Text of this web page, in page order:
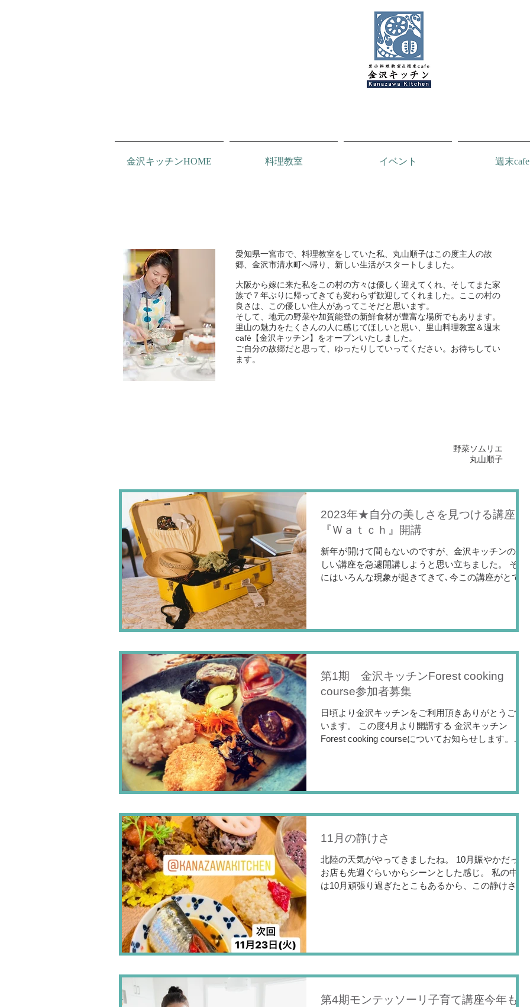
金沢キッチンHOME 料理教室 イベント 週末cafe
愛知県一宮市で、料理教室をしていた私、丸山順子はこの度主人の故
郷、金沢市清水町へ帰り、新しい生活がスタートしました。
大阪から嫁に来た私をこの村の方々は優しく迎えてくれ、そしてまた家
族で７年ぶりに帰ってきても変わらず歓迎してくれました。ここの村の
良さは、この優しい住人があってこそだと思います。
そして、地元の野菜や加賀能登の新鮮食材が豊富な場所でもあります。
里山の魅力をたくさんの人に感じてほしいと思い、里山料理教室＆週末
café【金沢キッチン】をオープンいたしました。
ご自分の故郷だと思って、ゆったりしていってください。お待ちしてい
ます。
野菜ソムリエ
丸山順子
2023年★自分の美しさを見つける講座
『Ｗａｔｃｈ』開講
新年が開けて間もないのですが、金沢キッチンの新
しい講座を急遽開講しようと思い立ちました。 それ
にはいろんな現象が起きてきて､今この講座がとても
第1期 金沢キッチンForest cooking
course参加者募集
日頃より金沢キッチンをご利用頂きありがとうござ
います。 この度4月より開講する 金沢キッチン
Forest cooking courseについてお知らせします。
11月の静けさ
北陸の天気がやってきましたね。 10月賑やかだった
お店も先週ぐらいからシーンとした感じ。 私の中で
は10月頑張り過ぎたとこもあるから、この静けさは
第4期モンテッソーリ子育て講座今年も開